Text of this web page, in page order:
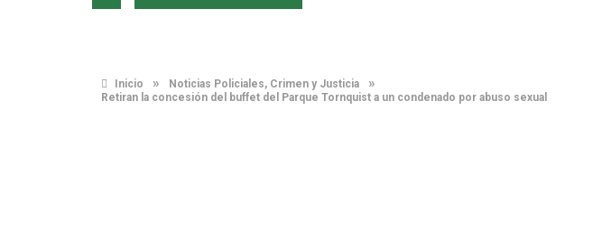
Inicio » Noticias Policiales, Crimen y Justicia »
Retiran la concesión del buffet del Parque Tornquist a un condenado por abuso sexual